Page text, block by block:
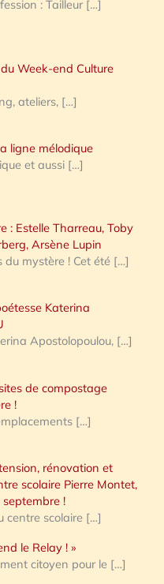
: Tailleur […]
Week-end Culture
ateliers, […]
ligne mélodique
et aussi […]
: Estelle Tharreau, Toby
Arsène Lupin
mystère ! Cet été […]
Katerina
Apostolopoulou, […]
de compostage
!
[…]
rénovation et
scolaire Pierre Montet,
!
centre scolaire […]
le Relay ! »
citoyen pour le […]